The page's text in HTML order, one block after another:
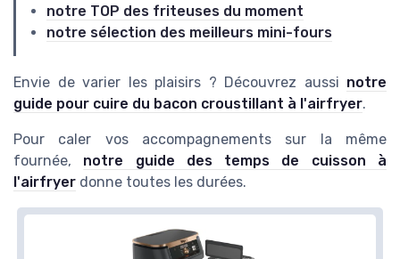
notre TOP des friteuses du moment
notre sélection des meilleurs mini-fours
Envie de varier les plaisirs ? Découvrez aussi notre
guide pour cuire du bacon croustillant à l'airfryer.
Pour caler vos accompagnements sur la même
fournée, notre guide des temps de cuisson à
l'airfryer donne toutes les durées.